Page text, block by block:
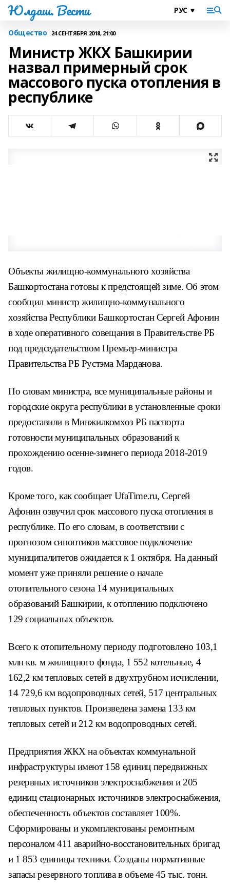
Юлдаш. Вести
Общество 24 СЕНТЯБРЯ 2018, 21:00
Министр ЖКХ Башкирии
назвал примерный срок
массового пуска отопления в
республике
Объекты жилищно-коммунального хозяйства
Башкортостана готовы к предстоящей зиме. Об этом
сообщил министр жилищно-коммунального
хозяйства Республики Башкортостан Сергей Афонин
в ходе оперативного совещания в Правительстве РБ
под председательством Премьер-министра
Правительства РБ Рустэма Марданова.
По словам министра, все муниципальные районы и
городские округа республики в установленные сроки
предоставили в Минжилкомхоз РБ паспорта
готовности муниципальных образований к
прохождению осенне-зимнего периода 2018-2019
годов.
Кроме того, как сообщает UfaTime.ru, Сергей
Афонин озвучил срок массового пуска отопления в
республике. По его словам, в соответствии с
прогнозом синоптиков массовое подключение
муниципалитетов ожидается к 1 октября. На данный
момент уже приняли решение о начале
отопительного сезона 14 муниципальных
образований Башкирии, к отоплению подключено
129 социальных объектов.
Всего к отопительному периоду подготовлено 103,1
млн кв. м жилищного фонда, 1 552 котельные, 4
162,2 км тепловых сетей в двухтрубном исчислении,
14 729,6 км водопроводных сетей, 517 центральных
тепловых пунктов. Произведена замена 133 км
тепловых сетей и 212 км водопроводных сетей.
Предприятия ЖКХ на объектах коммунальной
инфраструктуры имеют 158 единиц передвижных
резервных источников электроснабжения и 205
единиц стационарных источников электроснабжения,
обеспеченность объектов составляет 100%.
Сформированы и укомплектованы ремонтным
персоналом 411 аварийно-восстановительных бригад
и 1 853 единицы техники. Созданы нормативные
запасы резервного топлива в объеме 45 тыс. тонн.